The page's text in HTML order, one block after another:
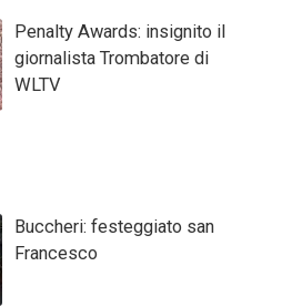
Penalty Awards: insignito il
giornalista Trombatore di
WLTV
Buccheri: festeggiato san
Francesco